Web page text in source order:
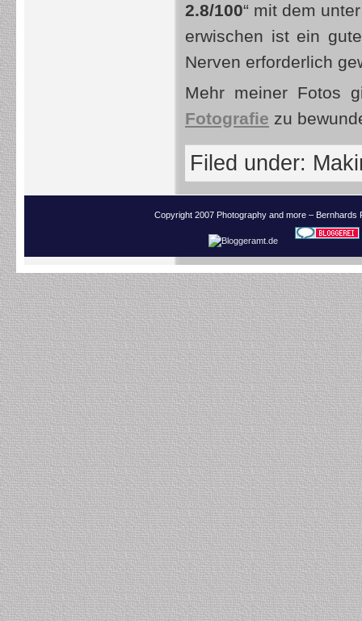
2.8/100“ mit dem
erwischen ist ein
Nerven erforderlich
Mehr meiner Fotos
Fotografie zu
Filed under:
Copyright 2007 Photography and more –